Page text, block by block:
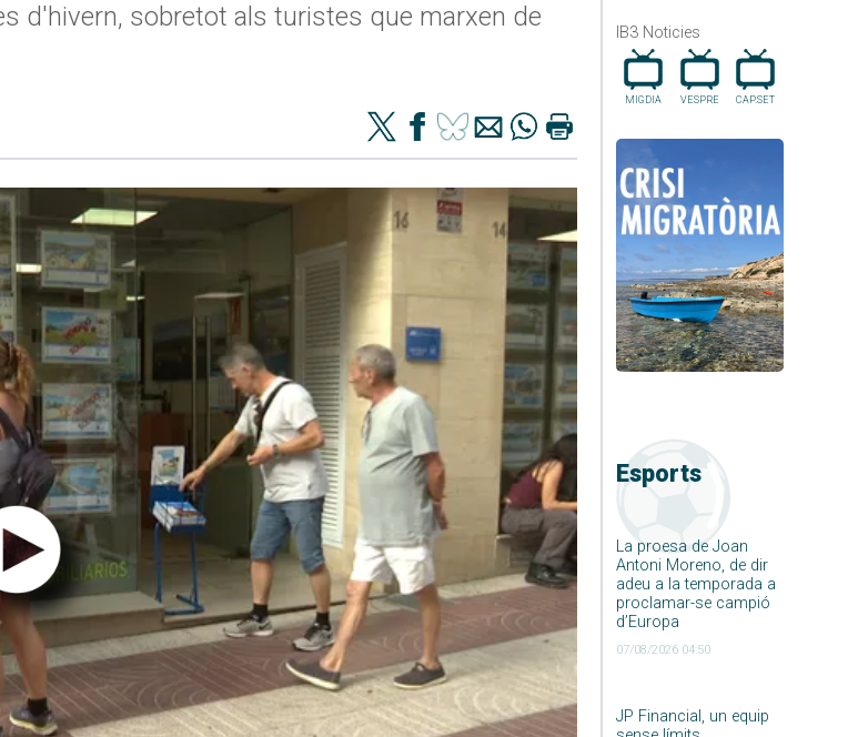
IB3 Noticies
MIGDIA VESPRE CAP.SET
Esports
La proesa de Joan
Antoni Moreno, de dir
adeu a la temporada a
proclamar-se campió
d’Europa
07/08/2026 04:50
JP Financial, un equip
d'hivern, sobretot als turistes que marxen de